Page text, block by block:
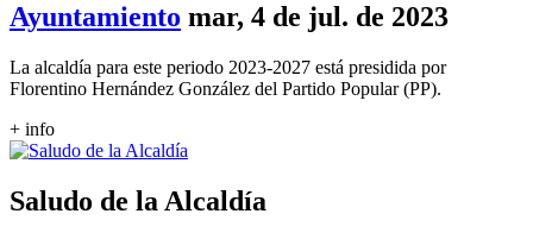
Ayuntamiento mar, 4 de jul. de 2023
La alcaldía para este periodo 2023-2027 está presidida por
Florentino Hernández González del Partido Popular (PP).
+ info
Saludo de la Alcaldía